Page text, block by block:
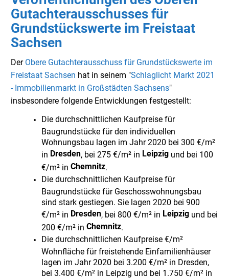
Gutachterausschusses für
Grundstückswerte im Freistaat
Sachsen
Der Obere Gutachterausschuss für Grundstückswerte im
Freistaat Sachsen hat in seinem "Schlaglicht Markt 2021
- Immobilienmarkt in Großstädten Sachsens"
insbesondere folgende Entwicklungen festgestellt:
Die durchschnittlichen Kaufpreise für
Baugrundstücke für den individuellen
Wohnungsbau lagen im Jahr 2020 bei 300 €/m²
in Dresden , bei 275 €/m² in Leipzig und bei 100
€/m² in Chemnitz
Die durchschnittlichen Kaufpreise für
Baugrundstücke für Geschosswohnungsbau
sind stark gestiegen. Sie lagen 2020 bei 900
€/m² in Dresden , bei 800 €/m² in Leipzig und bei
200 €/m² in Chemnitz
Die durchschnittlichen Kaufpreise €/m²
Wohnfläche für freistehende Einfamilienhäuser
lagen im Jahr 2020 bei 3.200 €/m² in Dresden,
bei 3.400 €/m² in Leipzig und bei 1.750 €/m² in